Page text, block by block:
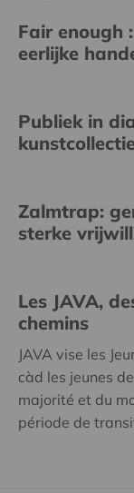
Fair enough
eerlijke
Publiek in
Zalmtrap:
sterke
Les JAVA,
chemins
JAVA vise les
càd les jeunes
majorité et du
période de